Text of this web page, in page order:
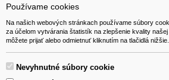
Používame cookies
Na našich webových stránkach používame súbory
za účelom vytvárania štatistík na zlepšenie kvality
môžete prijať alebo odmietnuť kliknutím na tlačidlá nižšie.
Nevyhnutné súbory cookie
ADRESA
VEST - tech s.r.o.
Hviezdoslavova 280/6, 965 01 Žiar
Slovakia (Slovak Republic)